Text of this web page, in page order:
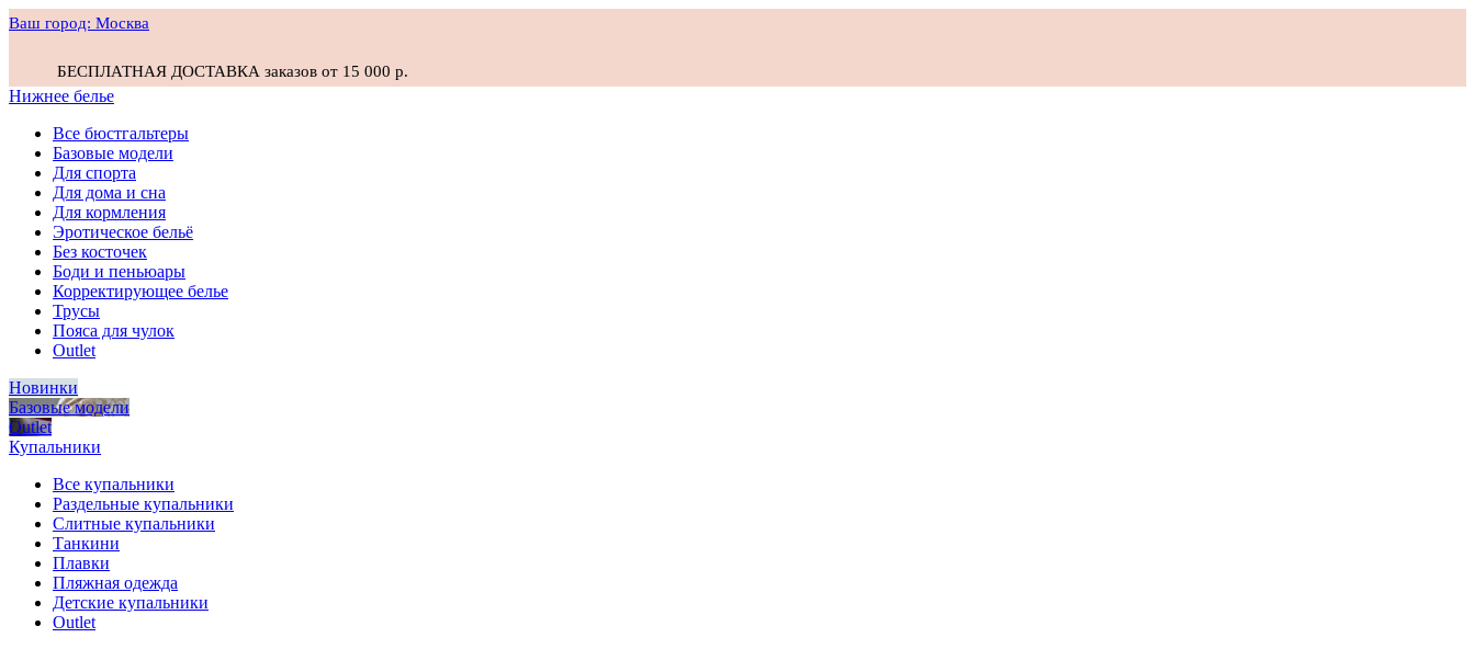
Ваш город: Москва
БЕСПЛАТНАЯ ДОСТАВКА заказов от 15 000 р.
Нижнее белье
Все бюстгальтеры
Базовые модели
Для спорта
Для дома и сна
Для кормления
Эротическое бельё
Без косточек
Боди и пеньюары
Корректирующее белье
Трусы
Пояса для чулок
Outlet
Новинки
Базовые модели
Outlet
Купальники
Все купальники
Раздельные купальники
Слитные купальники
Танкини
Плавки
Пляжная одежда
Детские купальники
Outlet